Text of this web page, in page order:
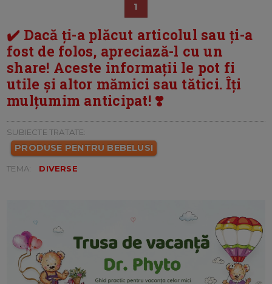
1
✔️ Dacă ți-a plăcut articolul sau ți-a
fost de folos, apreciază-l cu un
share! Aceste informații le pot fi
utile și altor mămici sau tătici. Îți
mulțumim anticipat! ❣️
SUBIECTE TRATATE:
PRODUSE PENTRU BEBELUSI
TEMA: DIVERSE